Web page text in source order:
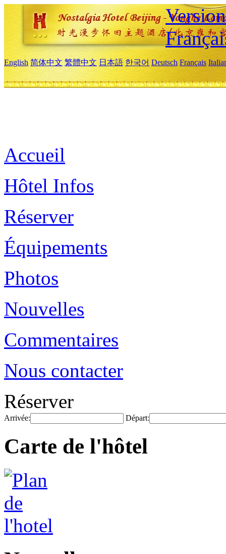
English 简体中文 繁體中文 日本語 한국어 Deutsch Français
Accueil
Hôtel Infos
Réserver
Équipements
Photos
Nouvelles
Commentaires
Nous contacter
Réserver
Arrivée: Départ:
Carte de l'hôtel